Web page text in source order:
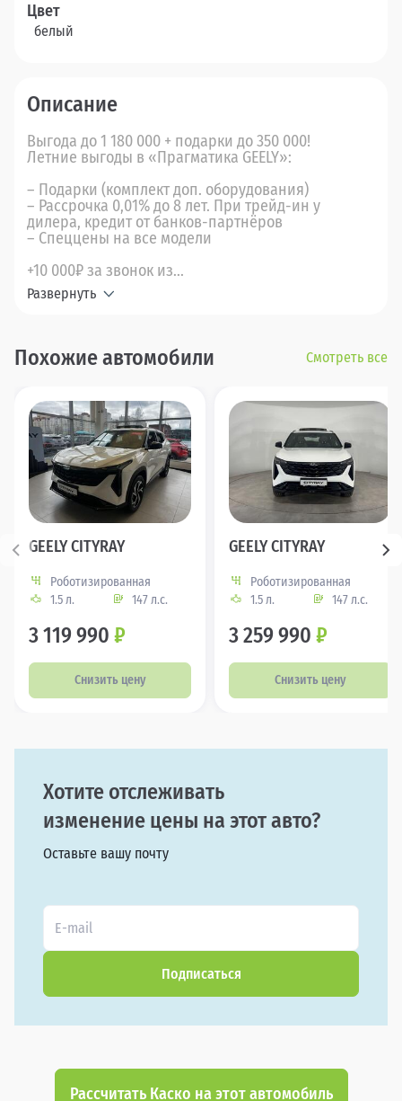
Цвет
белый
Описание
Выгода до 1 180 000 + подарки до 350 000!
Летние выгоды в «Прагматика GEELY»:
– Подарки (комплект доп. оборудования)
– Рассрочка 0,01% до 8 лет. При трейд-ин у
дилера, кредит от банков-партнёров
– Спеццены на все модели
+10 000₽ за звонок из...
Развернуть
Похожие автомобили Смотреть все
GEELY CITYRAY
Роботизированная
1.5 л.
147 л.с.
3 119 990 ₽
Снизить цену
GEELY CITYRAY
Роботизированная
1.5 л.
147 л.с.
3 259 990 ₽
Снизить цену
Хотите отслеживать
изменение цены на этот авто?
Оставьте вашу почту
Подписаться
Рассчитать Каско на этот автомобиль